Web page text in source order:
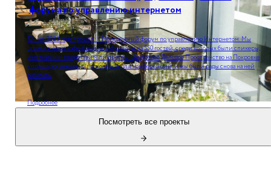
форума по управлению интернетом
12 мая 2023 года прошел III Молодёжный форум по управлению Интернетом. Мы
организовали кофе-брейки и фуршеты на 550 гостей, среди которых были спикеры,
участники и представители прессы. Цифровое Деловое Пространство на Покровке
- площадка, идеально подходящая для конференций, и мы были рады снова на ней
работать.
Подробнее
Посмотреть все проекты